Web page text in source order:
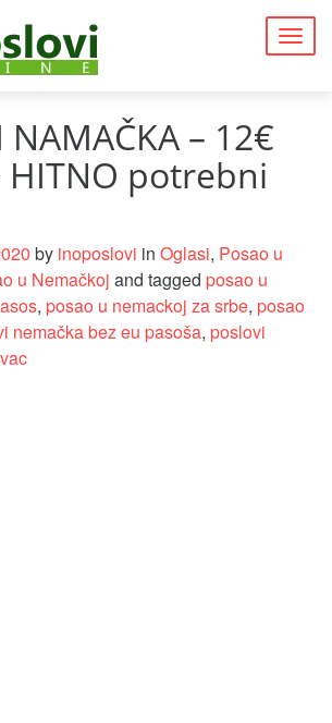
NAMAČKA – 12€
HITNO potrebni
by inoposlovi in Oglasi, Posao u
u Nemačkoj and tagged posao u
, posao u nemackoj za srbe, posao
nemačka bez eu pasoša, poslovi